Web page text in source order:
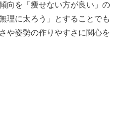
向を「痩せない方が良い」の
理に太ろう」とすることでも
や姿勢の作りやすさに関心を